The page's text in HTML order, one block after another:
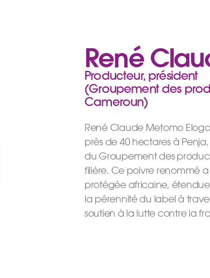
René
Producteur, président
(Groupement des
Cameroun)
René Claude Metomo
près de 40 hectares à
du Groupement des
filière. Ce poivre renommé
protégée africaine, étendue
la pérennité du label à
soutien à la lutte contre la